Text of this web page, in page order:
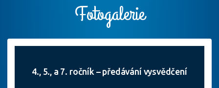
Fotogalerie
4., 5., a 7. ročník – předávání vysvědčení